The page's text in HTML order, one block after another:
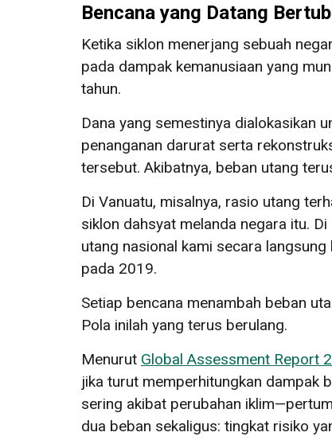
Bencana yang Datang
Ketika siklon menerjang sebuah
pada dampak kemanusiaan yang
tahun.
Dana yang semestinya dialokasikan
penanganan darurat serta
tersebut. Akibatnya, beban utang
Di Vanuatu, misalnya, rasio utang
siklon dahsyat melanda negara itu.
utang nasional kami secara
pada 2019.
Setiap bencana menambah beban
Pola inilah yang terus berulang.
Menurut Global Assessment Report
jika turut memperhitungkan dampak
sering akibat perubahan
dua beban sekaligus: tingkat risiko